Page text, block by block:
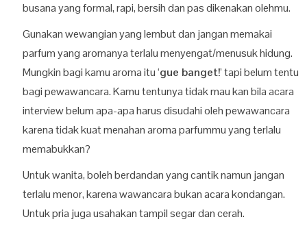
busana yang formal, rapi, bersih dan pas dikenakan olehmu.
Gunakan wewangian yang lembut dan jangan memakai
parfum yang aromanya terlalu menyengat/menusuk hidung.
Mungkin bagi kamu aroma itu ‘gue banget!’ tapi belum tentu
bagi pewawancara. Kamu tentunya tidak mau kan bila acara
interview belum apa-apa harus disudahi oleh pewawancara
karena tidak kuat menahan aroma parfummu yang terlalu
memabukkan?
Untuk wanita, boleh berdandan yang cantik namun jangan
terlalu menor, karena wawancara bukan acara kondangan.
Untuk pria juga usahakan tampil segar dan cerah.